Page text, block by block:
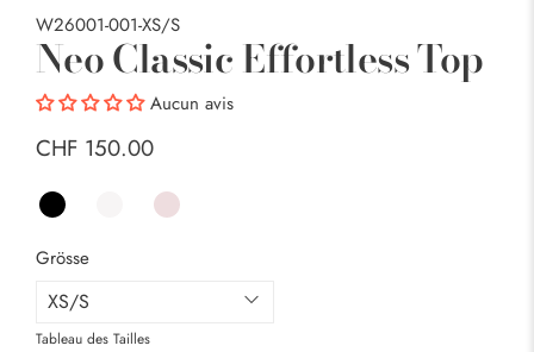
W26001-001-XS/S
Neo Classic Effortless Top
Aucun avis
CHF 150.00
Grösse
Tableau des Tailles